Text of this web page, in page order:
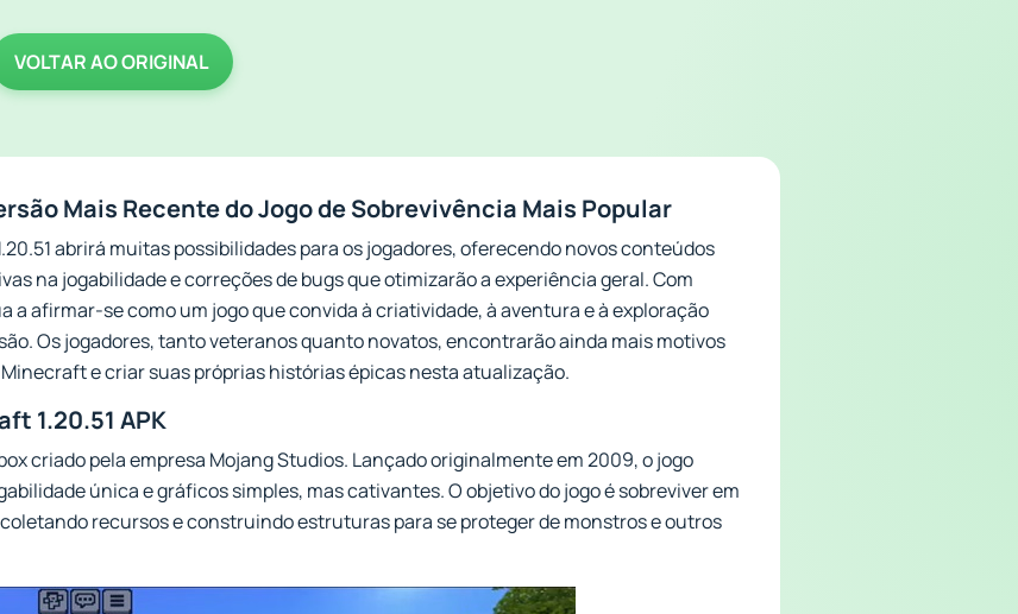
VOLTAR AO ORIGINAL
Mais Recente do Jogo de Sobrevivência Mais Popular
abrirá muitas possibilidades para os jogadores, oferecendo novos conteúdos
na jogabilidade e correções de bugs que otimizarão a experiência geral. Com
afirmar-se como um jogo que convida à criatividade, à aventura e à exploração
Os jogadores, tanto veteranos quanto novatos, encontrarão ainda mais motivos
e criar suas próprias histórias épicas nesta atualização.
1.20.51 APK
criado pela empresa Mojang Studios. Lançado originalmente em 2009, o jogo
única e gráficos simples, mas cativantes. O objetivo do jogo é sobreviver em
recursos e construindo estruturas para se proteger de monstros e outros